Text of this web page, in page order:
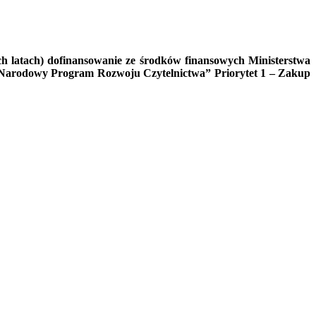
dofinansowanie ze środków finansowych Ministerstwa
Program Rozwoju Czytelnictwa” Priorytet 1 – Zakup